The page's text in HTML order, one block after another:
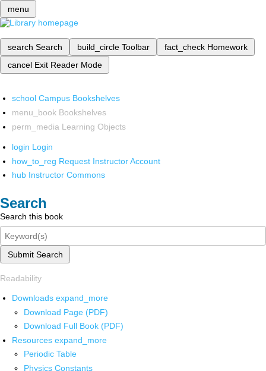
menu
search Search build_circle Toolbar fact_check Homework
cancel Exit Reader Mode
school Campus Bookshelves
menu_book Bookshelves
perm_media Learning Objects
login Login
how_to_reg Request Instructor Account
hub Instructor Commons
Search
Search this book
Submit Search
Readability
Downloads expand_more
Download Page (PDF)
Download Full Book (PDF)
Resources expand_more
Periodic Table
Physics Constants